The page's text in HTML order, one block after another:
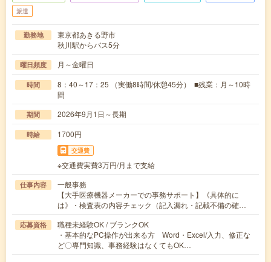
派遣
勤務地
東京都あきる野市
秋川駅からバス5分
曜日頻度 月～金曜日
時間
8：40～17：25 （実働8時間/休憩45分） ■残業：月～10時
間
期間 2026年9月1日～長期
時給 1700円
交通費
※交通費実費3万円/月まで支給
仕事内容
一般事務
【大手医療機器メーカーでの事務サポート】《具体的に
は》・検査表の内容チェック（記入漏れ・記載不備の確…
応募資格
職種未経験OK / ブランクOK
・基本的なPC操作が出来る方 Word・Excel/入力、修正な
ど〇専門知識、事務経験はなくてもOK…